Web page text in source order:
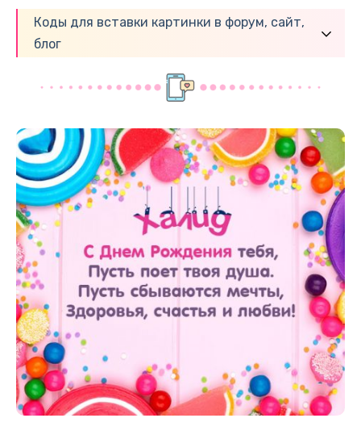
Коды для вставки картинки в форум, сайт,
блог